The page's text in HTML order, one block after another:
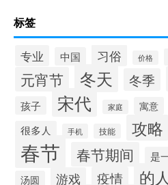
标签
专业 中国 习俗 价格
元宵节 冬天 冬季
孩子 宋代 家庭 寓意
很多人 手机 技能 攻略
春节 春节期间 是
汤圆 游戏 疫情 的人